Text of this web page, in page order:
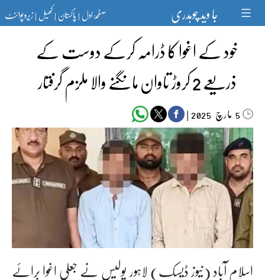
content جا وید چوہدری صفحۂ اول|پاکستان|کھیل|زیرو پوائنٹ
خود کے اغوا کا ڈرامہ کرکے دوست کے
ذریعے 2 کروڑ تاوان مانگنے والا ملزم گرفتار
5مارچ‬‮ |
اسلام آباد (نیوز ڈیسک) لاہور پولیس نے جعلی اغوا برائے